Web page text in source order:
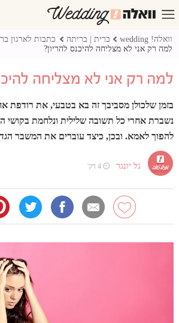
וואלה! wedding ברית | בריתה כתבות לארגון
למה רק אני לא מצליחה להיכנס להריון?
למה רק אני לא מצליחה
בזמן שלכולן מסביבך זה בא בטבעי, את רודפת
נשברת אחרי כל תשובה שלילית ונלחמת בקושי
להפוך לאמא. ובכן, כיצד עוברים את המשבר
גל יונגר ⏲ 4 דק'